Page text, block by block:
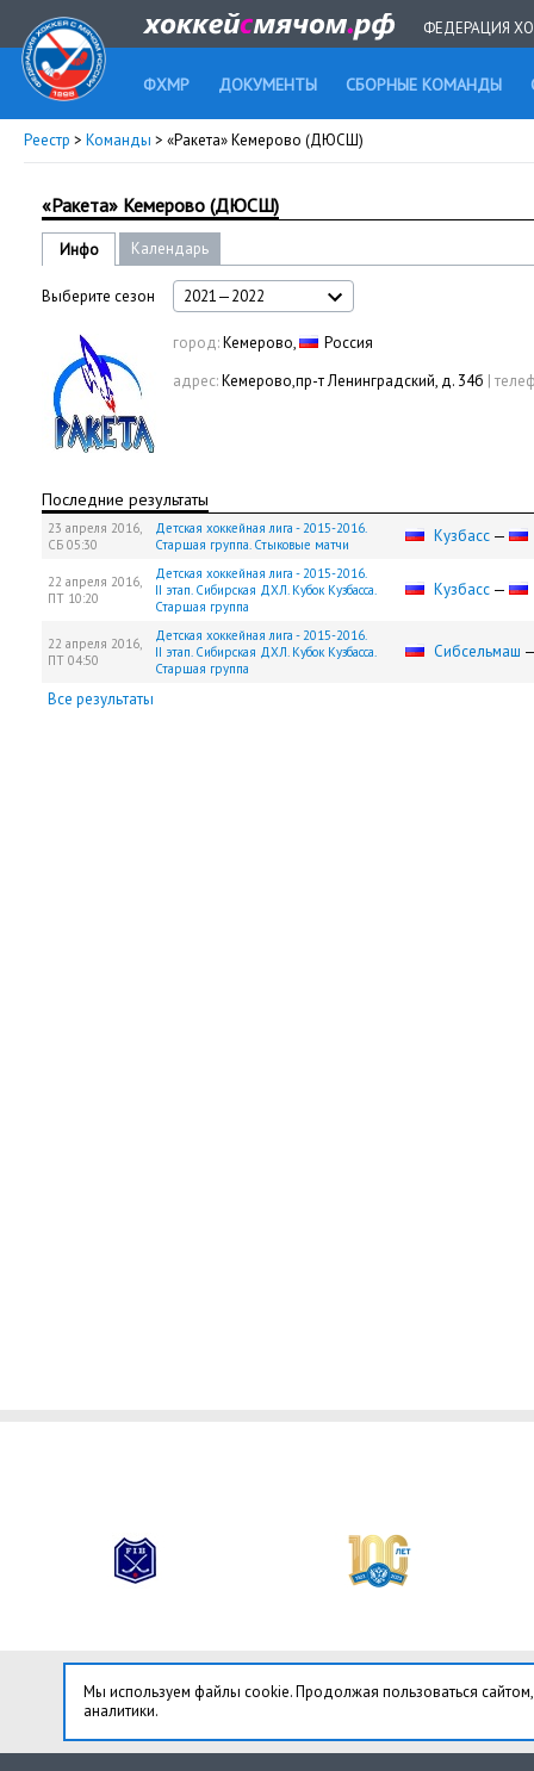
ФЕДЕРАЦИЯ
ФХМР ДОКУМЕНТЫ СБОРНЫЕ КОМАНДЫ
Реестр > Команды > «Ракета» Кемерово (ДЮСШ)
«Ракета» Кемерово (ДЮСШ)
Инфо Календарь
Выберите сезон 2021—2022
город:Кемерово,
Россия
адрес:Кемерово,пр-т Ленинградский, д. 34б |
Последние результаты
23 апреля 2016,
СБ 05:30
Детская хоккейная лига - 2015-2016.
Старшая группа. Стыковые матчи
Кузбасс —
22 апреля 2016,
ПТ 10:20
Детская хоккейная лига - 2015-2016.
II этап. Сибирская ДХЛ. Кубок Кузбасса.
Старшая группа
Кузбасс —
22 апреля 2016,
ПТ 04:50
Детская хоккейная лига - 2015-2016.
II этап. Сибирская ДХЛ. Кубок Кузбасса.
Старшая группа
Сибсельмаш
Все результаты
Мы используем файлы cookie. Продолжая пользоваться
аналитики.